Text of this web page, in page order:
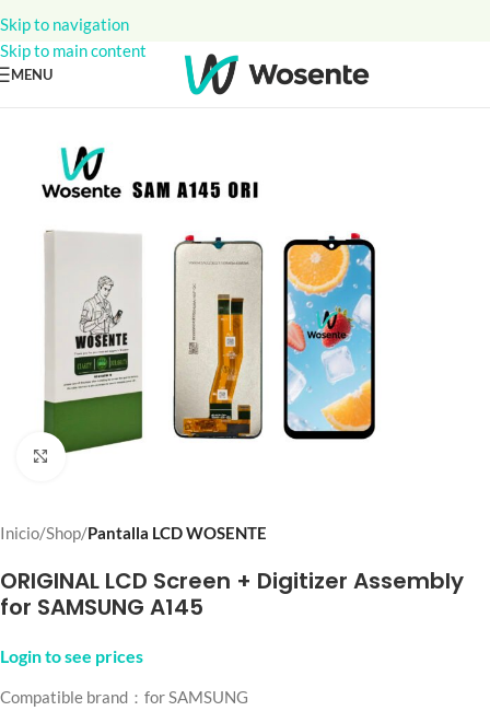
Skip to navigation
Skip to main content
MENU
Click to enlarge
Inicio Shop Pantalla LCD WOSENTE
ORIGINAL LCD Screen + Digitizer Assembly
for SAMSUNG A145
Login to see prices
Compatible brand：for SAMSUNG